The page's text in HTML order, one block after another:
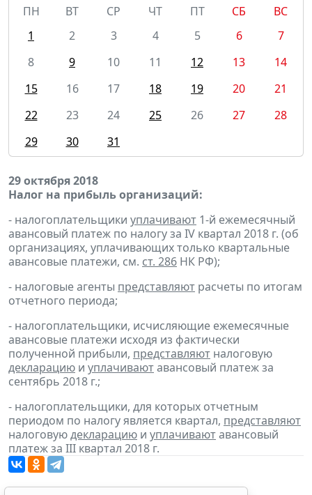
ПН
ВТ СР ЧТ ПТ СБ
ВС
1
2 3 4 5 6
7
8
9 10 11 12 13
14
15
16 17 18 19 20
21
22
23 24 25 26 27
28
29
30 31
29 октября 2018
Налог на прибыль организаций:
- налогоплательщики уплачивают 1-й ежемесячный
авансовый платеж по налогу за IV квартал 2018 г. (об
организациях, уплачивающих только квартальные
авансовые платежи, см. ст. 286 НК РФ);
- налоговые агенты представляют расчеты по итогам
отчетного периода;
- налогоплательщики, исчисляющие ежемесячные
авансовые платежи исходя из фактически
полученной прибыли, представляют налоговую
декларацию и уплачиваютавансовый платеж за
сентябрь 2018 г.;
- налогоплательщики, для которых отчетным
периодом по налогу является квартал, представляют
налоговуюдекларацию и уплачиваютавансовый
платеж за III квартал 2018 г.